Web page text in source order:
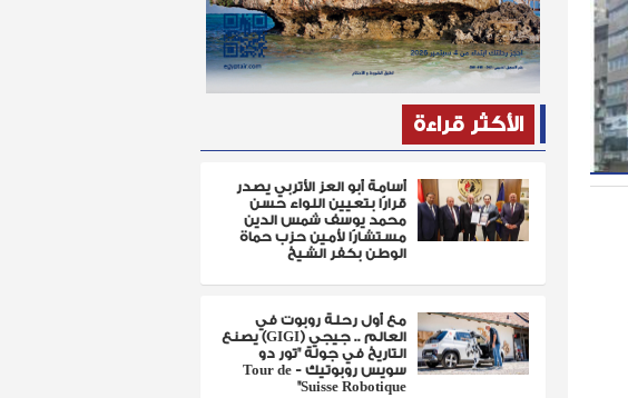
الأكثر قراءة
أسامة أبو العز الأتربي يصدر
قرارًا بتعيين اللواء حسن
محمد يوسف شمس الدين
مستشارًا لأمين حزب حماة
الوطن بكفر الشيخ
مع أول رحلة روبوت في
العالم .. جيجي (GIGI) يصنع
التاريخ في جولة "تور دو
سويس روبوتيك - Tour de
Suisse Robotique"